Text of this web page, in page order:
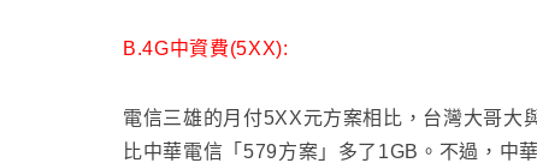
B.4G中資費(5XX):
電信三雄的月付5XX元方案相比 ，台灣大哥大
比中華電信 「579方案」多了1GB 。不過 ，中